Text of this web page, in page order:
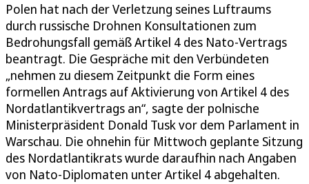
Polen hat nach der Verletzung seines Luftraums
durch russische Drohnen Konsultationen zum
Bedrohungsfall gemäß Artikel 4 des Nato-Vertrags
beantragt. Die Gespräche mit den Verbündeten
„nehmen zu diesem Zeitpunkt die Form eines
formellen Antrags auf Aktivierung von Artikel 4 des
Nordatlantikvertrags an“, sagte der polnische
Ministerpräsident Donald Tusk vor dem Parlament in
Warschau. Die ohnehin für Mittwoch geplante Sitzung
des Nordatlantikrats wurde daraufhin nach Angaben
von Nato-Diplomaten unter Artikel 4 abgehalten.